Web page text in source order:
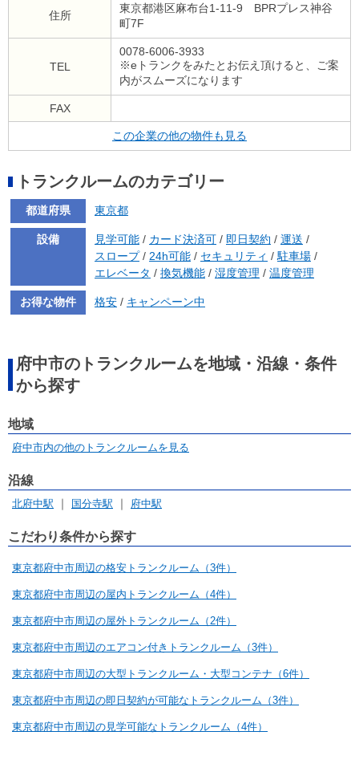
住所
東京都港区麻布台1-11-9 BPRプレス神谷
町7F
TEL
0078-6006-3933
※eトランクをみたとお伝え頂けると、ご案
内がスムーズになります
FAX
この企業の他の物件も見る
トランクルームのカテゴリー
都道府県 東京都
設備 見学可能 / カード決済可 / 即日契約 / 運送 /
スロープ/ 24h可能 / セキュリティ / 駐車場 /
エレベータ / 換気機能 / 湿度管理 / 温度管理
お得な物件 格安 / キャンペーン中
府中市のトランクルームを地域・沿線・条件
から探す
地域
府中市内の他のトランクルームを見る
沿線
北府中駅 国分寺駅 府中駅
こだわり条件から探す
東京都府中市周辺の格安トランクルーム（3件）
東京都府中市周辺の屋内トランクルーム（4件）
東京都府中市周辺の屋外トランクルーム（2件）
東京都府中市周辺のエアコン付きトランクルーム（3件）
東京都府中市周辺の大型トランクルーム・大型コンテナ（6件）
東京都府中市周辺の即日契約が可能なトランクルーム（3件）
東京都府中市周辺の見学可能なトランクルーム（4件）